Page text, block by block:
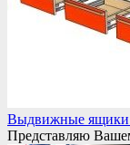
Выдвижные ящики
Представляю